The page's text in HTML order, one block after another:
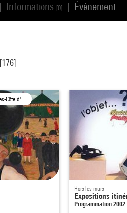
Informations [0] Événements
[176]
Itinérance, Région Provence-Alpes-Côte d'Azur
Hors les murs
Expositions
Programmation 2002